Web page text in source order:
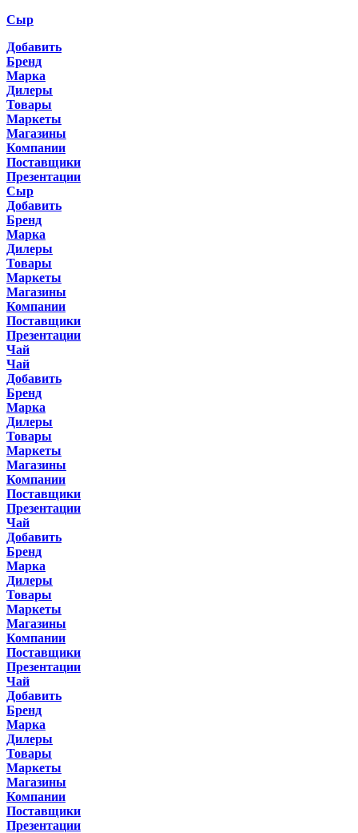
Сыр
Добавить
Бренд
Марка
Дилеры
Товары
Маркеты
Магазины
Компании
Поставщики
Презентации
Сыр
Добавить
Бренд
Марка
Дилеры
Товары
Маркеты
Магазины
Компании
Поставщики
Презентации
Чай
Чай
Добавить
Бренд
Марка
Дилеры
Товары
Маркеты
Магазины
Компании
Поставщики
Презентации
Чай
Добавить
Бренд
Марка
Дилеры
Товары
Маркеты
Магазины
Компании
Поставщики
Презентации
Чай
Добавить
Бренд
Марка
Дилеры
Товары
Маркеты
Магазины
Компании
Поставщики
Презентации